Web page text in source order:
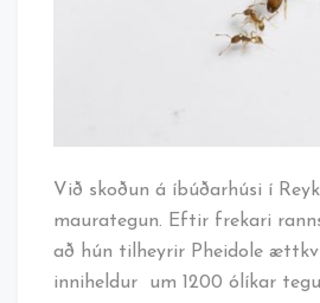
Við skoðun á íbúðarhúsi í
maurategun. Eftir frekari
að hún tilheyrir Pheidole
inniheldur um 1200 ólíkar